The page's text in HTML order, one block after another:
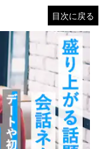
目次に戻る